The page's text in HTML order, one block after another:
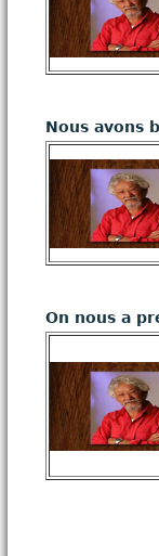
Nous avons
On nous a